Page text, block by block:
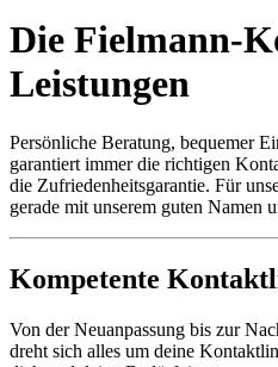
Die Fielmann-
Leistungen
Persönliche Beratung, bequemer
garantiert immer die richtigen
die Zufriedenheitsgarantie. Für
gerade mit unserem guten Namen
Kompetente
Von der Neuanpassung bis zur
dreht sich alles um deine